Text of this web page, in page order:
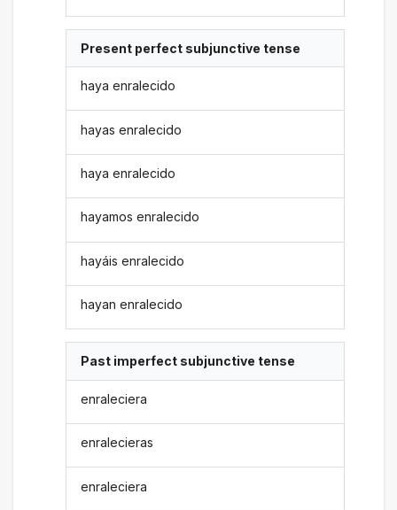
Present perfect subjunctive tense
haya enralecido
hayas enralecido
haya enralecido
hayamos enralecido
hayáis enralecido
hayan enralecido
Past imperfect subjunctive tense
enraleciera
enralecieras
enraleciera